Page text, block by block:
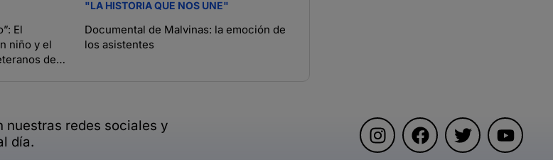
El
niño y el
de
"LA HISTORIA QUE NOS UNE"
Documental de Malvinas: la emoción de
los asistentes
nuestras redes sociales y
día.